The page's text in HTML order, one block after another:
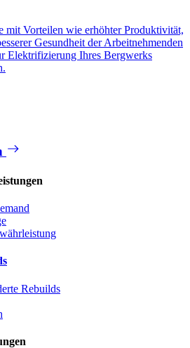
mit Vorteilen wie erhöhter Produktivität,
Gesundheit der Arbeitnehmenden
Elektrifizierung Ihres Bergwerks
Rebuilds